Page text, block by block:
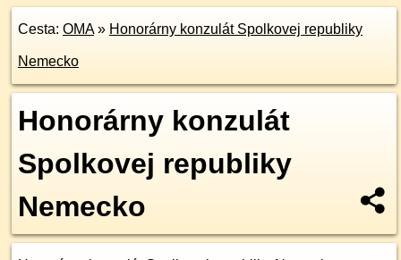
Cesta: OMA» Honorárny konzulát Spolkovej republiky
Nemecko
Honorárny konzulát
Spolkovej republiky
Nemecko